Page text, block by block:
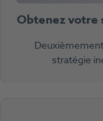
Obtenez votre
stratégie